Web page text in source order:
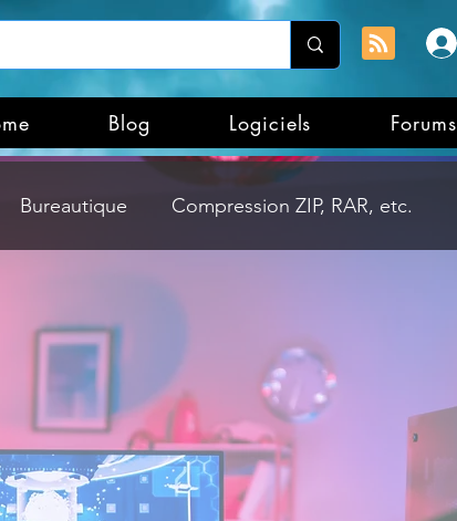
Blog Logiciels Forums
Bureautique Compression ZIP, RAR, etc.
Internet
et divertissement Mises à jour